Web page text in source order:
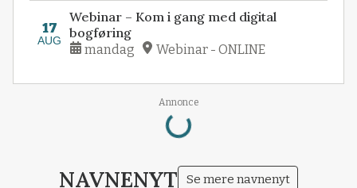
17
AUG
Webinar – Kom i gang med digital
bogføring
mandag Webinar - ONLINE
Annonce
Loading...
NAVNENYT Se mere navnenyt